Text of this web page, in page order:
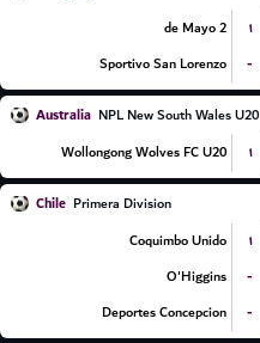
2 de Mayo
۱
Sportivo San Lorenzo
-
Australia NPL New South Wales U20
Wollongong Wolves FC U20
۱
Chile Primera Division
Coquimbo Unido
۱
O'Higgins
-
Deportes Concepcion
-